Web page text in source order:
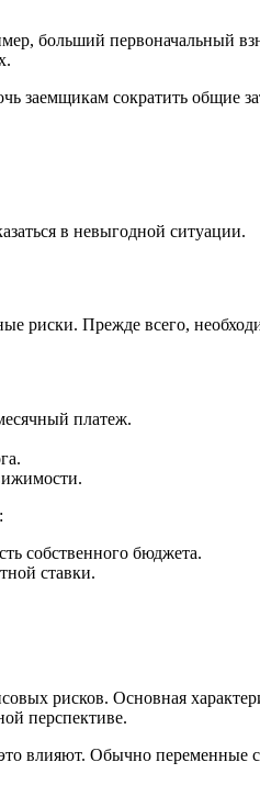
больший первоначальный
заемщикам сократить общие
в невыгодной ситуации.
риски. Прежде всего,
платеж.
собственного бюджета.
ставки.
рисков. Основная
перспективе.
влияют. Обычно переменные